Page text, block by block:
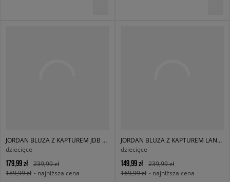
JORDAN BLUZA Z KAPTUREM JDB AIR JORDAN HAS LANDED PO BOY
dziecięce
179,99 zł
239,99 zł
189,99 zł - najniższa cena
JORDAN BLUZA Z KAPTUREM LANDED B
dziecięce
149,99 zł
239,99 zł
169,99 zł - najniższa cena